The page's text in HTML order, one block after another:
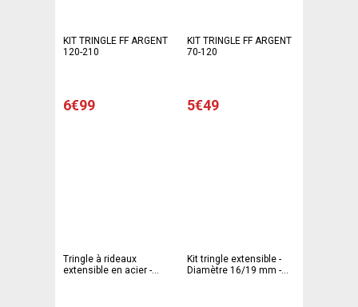
KIT TRINGLE FF ARGENT
120-210
6€99
KIT TRINGLE FF ARGENT
70-120
5€49
Tringle à rideaux
extensible en acier -
Kit tringle extensible -
Diamètre 16/19 mm -